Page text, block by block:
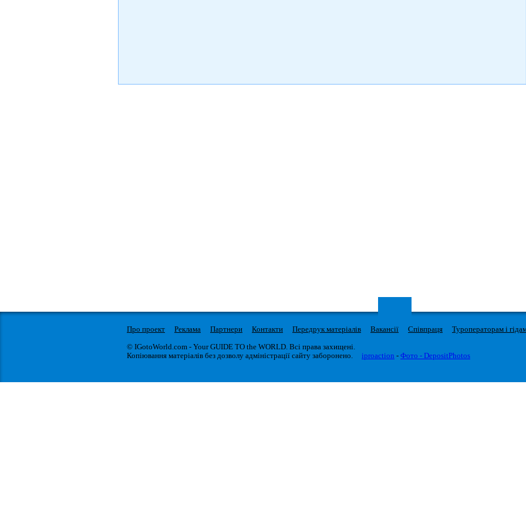
Про проект Реклама Партнери Контакти Передрук матеріалів Вакансії Співпраця Туроператорам і
© IGotoWorld.com - Your GUIDE TO the WORLD. Всі права захищені.
Копіювання матеріалів без дозволу адміністрації сайту заборонено.
iproaction - Фото - DepositPhotos